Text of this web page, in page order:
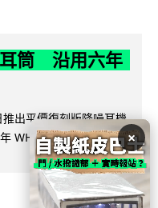
耳筒 沿用六年
出平價復刻版降噪耳機
WH-1000XM4... 閱讀×